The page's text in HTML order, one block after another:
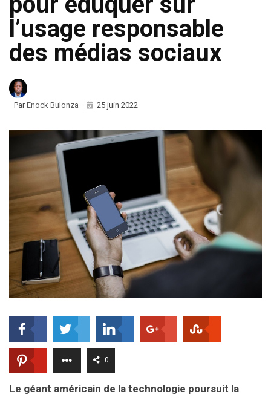
l’usage responsable
des médias sociaux
ParEnock Bulonza 25 juin 2022
0
Le géant américain de la technologie poursuit la